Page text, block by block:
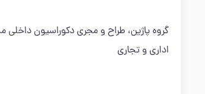
گروه پاژین، طراح و مجری دکوراسیون داخلی
اداری و تجاری